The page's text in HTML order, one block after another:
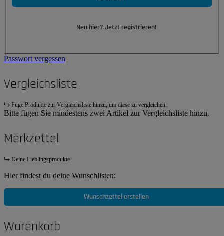
Neu hier? Jetzt registrieren!
Passwort vergessen
Vergleichsliste
Füge Produkte zur Vergleichsliste hinzu, um diese zu vergleichen.
Bitte fügen Sie mindestens zwei Artikel zur Vergleichsliste hinzu.
Merkzettel
Deine Lieblingsprodukte
Hier findest du deine Wunschlisten:
Wunschzettel erstellen
Warenkorb